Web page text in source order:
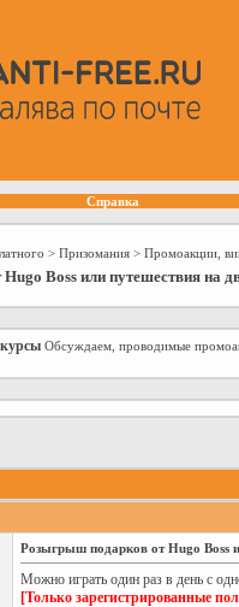
Справка
> Призомания > Промоакции,
Boss или путешествия на
Обсуждаем, проводимые
Розыгрыш подарков от Hugo Boss
Можно играть один раз в день с
[Только зарегистрированные